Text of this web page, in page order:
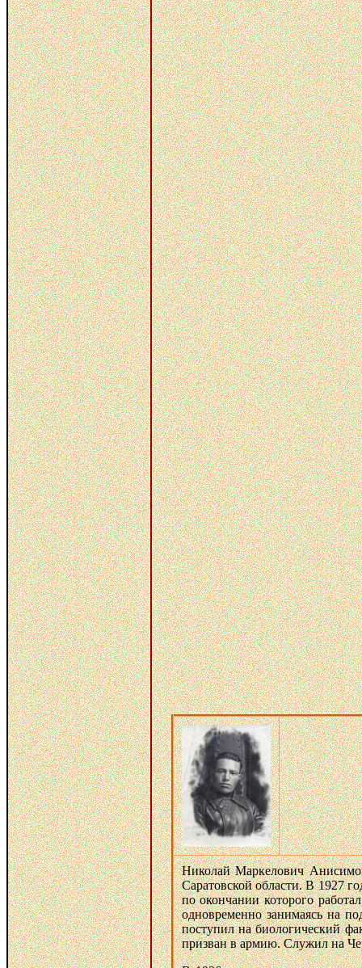
Николай Маркелович
Саратовской области. В 1927
по окончании которого
одновременно занимаясь на
поступил на биологический
призван в армию. Служил на